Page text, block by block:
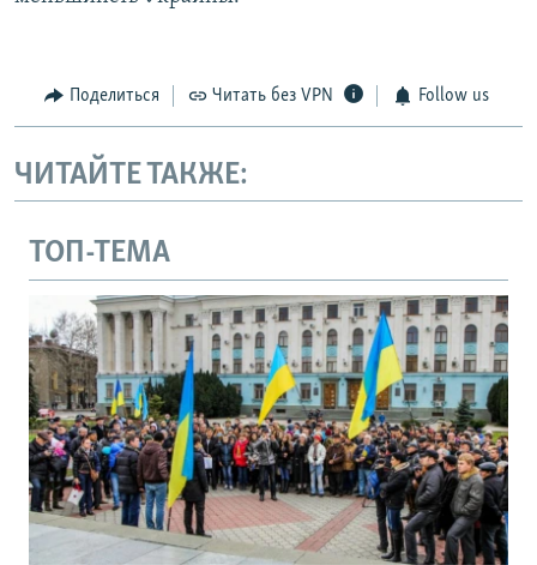
Поделиться Читать без VPN Follow us
ЧИТАЙТЕ ТАКЖЕ:
ТОП-ТЕМА